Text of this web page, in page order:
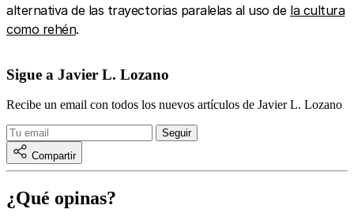
alternativa de las trayectorias paralelas al uso de la cultura
como rehén.
Sigue a Javier L. Lozano
Recibe un email con todos los nuevos artículos de Javier L. Lozano
Compartir
¿Qué opinas?